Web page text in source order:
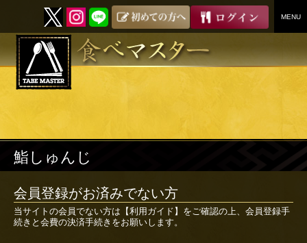
MENU
SKIP
鮨しゅんじ
会員登録がお済みでない方
当サイトの会員でない方は 【利用ガイド】 をご確認の上、会員登録手
続きと会費の決済手続きをお願いします。